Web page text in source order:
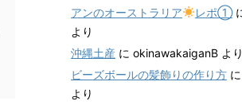
アンのオーストラリア
レポ①
より
沖縄土産 に okinawakaiganB より
ビーズボールの髪飾りの作り方 に
より